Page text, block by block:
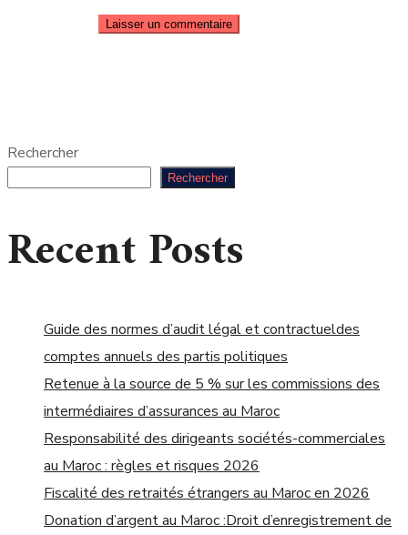
Rechercher
Rechercher
Recent Posts
Guide des normes d’audit légal et contractueldes
comptes annuels des partis politiques
Retenue à la source de 5 % sur les commissions des
intermédiaires d’assurances au Maroc
Responsabilité des dirigeants sociétés-commerciales
au Maroc : règles et risques 2026
Fiscalité des retraités étrangers au Maroc en 2026
Donation d’argent au Maroc :Droit d’enregistrement de